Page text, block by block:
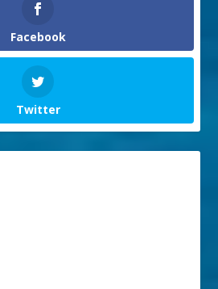
Facebook
Twitter